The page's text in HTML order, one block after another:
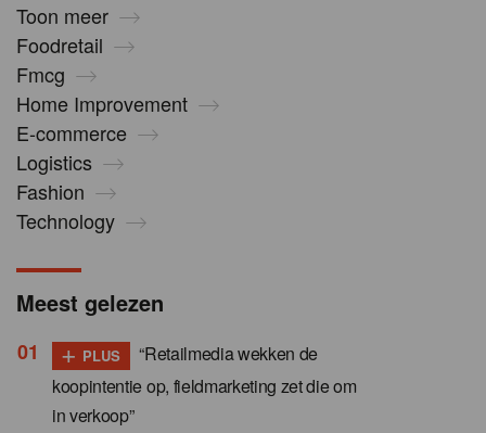
Toon meer
Foodretail
Fmcg
Home Improvement
E-commerce
Logistics
Fashion
Technology
Meest gelezen
+ PLUS
“Retailmedia wekken de
koopintentie op, fieldmarketing zet die om
in verkoop”